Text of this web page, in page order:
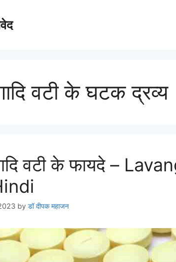
वटी के घटक द्रव्य
वटी के फायदे –
by डॉ दीपक महाजन